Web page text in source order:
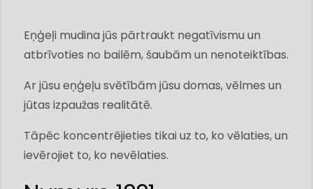
Eņģeļi mudina jūs pārtraukt negatīvismu un
atbrīvoties no bailēm, šaubām un nenoteiktības.
Ar jūsu eņģeļu svētībām jūsu domas, vēlmes un
jūtas izpaužas realitātē.
Tāpēc koncentrējieties tikai uz to, ko vēlaties, un
ievērojiet to, ko nevēlaties.